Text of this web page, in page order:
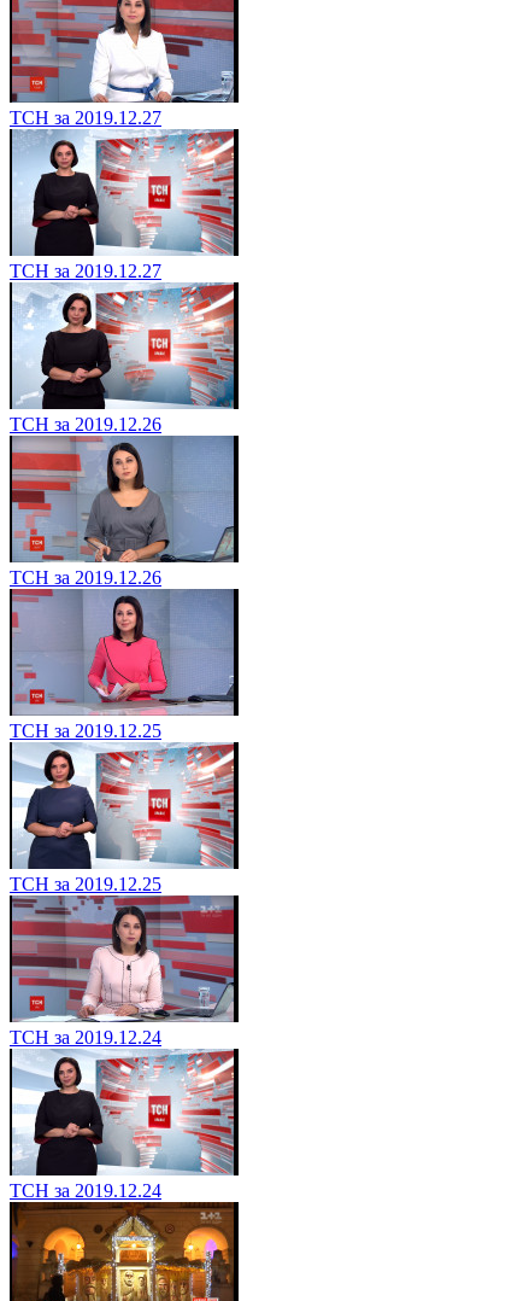
ТСН за 2019.12.27
ТСН за 2019.12.27
ТСН за 2019.12.26
ТСН за 2019.12.26
ТСН за 2019.12.25
ТСН за 2019.12.25
ТСН за 2019.12.24
ТСН за 2019.12.24